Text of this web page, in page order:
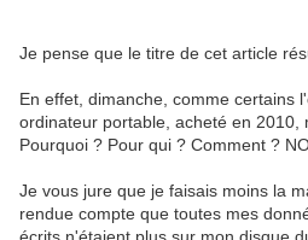
Je pense que le titre de cet article
En effet, dimanche, comme certains
ordinateur portable, acheté en 2010,
Pourquoi ? Pour qui ? Comment ?
Je vous jure que je faisais moins la
rendue compte que toutes mes